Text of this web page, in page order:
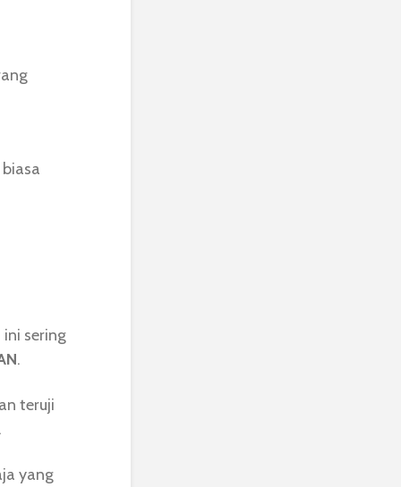
ini sering
.
teruji
yang